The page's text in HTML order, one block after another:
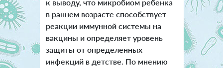
к выводу, что микробиом ребенка
в раннем возрасте способствует
реакции иммунной системы на
вакцины и определяет уровень
защиты от определенных
инфекций в детстве. По мнению